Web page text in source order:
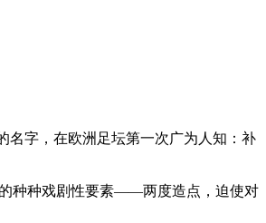
名字，在欧洲足坛第一次广为人知：补
的种种戏剧性要素——两度造点，迫使对